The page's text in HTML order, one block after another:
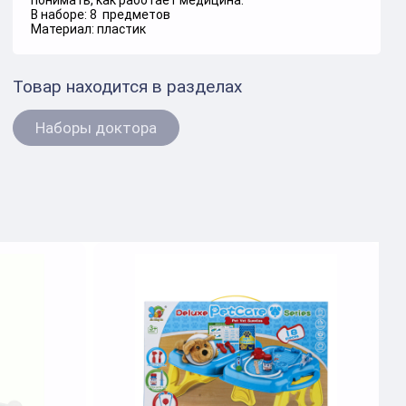
В наборе: 8 предметов
Материал: пластик
Товар находится в разделах
Наборы доктора